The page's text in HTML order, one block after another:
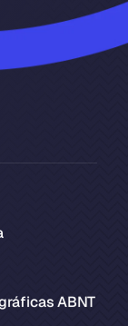
ABNT